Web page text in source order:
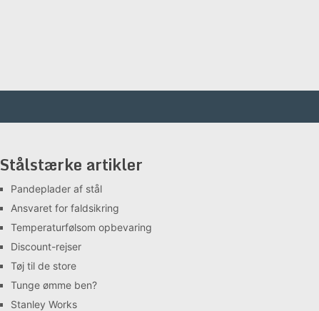
Stålstærke artikler
Pandeplader af stål
Ansvaret for faldsikring
Temperaturfølsom opbevaring
Discount-rejser
Tøj til de store
Tunge ømme ben?
Stanley Works